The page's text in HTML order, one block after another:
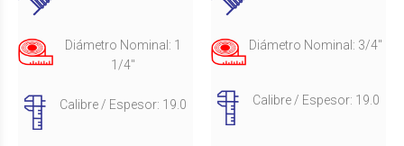
Diámetro Nominal: 1
1/4"
Calibre / Espesor: 19.0
Diámetro Nominal: 3/4"
Calibre / Espesor: 19.0